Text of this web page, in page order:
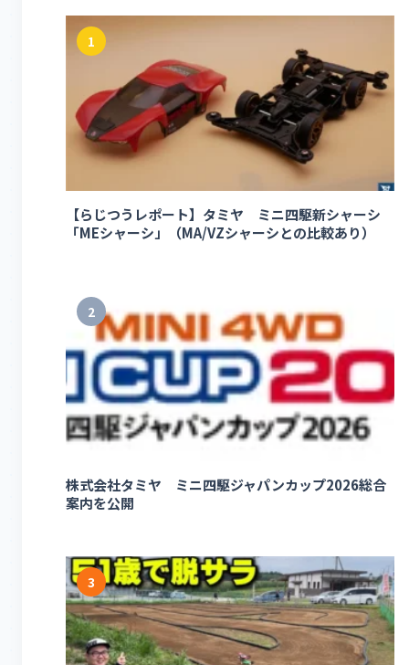
1
【らじつうレポート】タミヤ ミニ四駆新シャーシ
「MEシャーシ」（MA/VZシャーシとの比較あり）
2
株式会社タミヤ ミニ四駆ジャパンカップ2026総合
案内を公開
3